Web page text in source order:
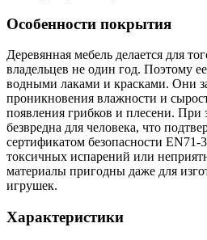
Особенности покрытия
Деревянная мебель делается для
владельцев не один год. Поэтому
водными лаками и красками. Они
проникновения влажности и
появления грибков и плесени. При
безвредна для человека, что
сертификатом безопасности EN71-
токсичных испарений или
материалы пригодны даже для
игрушек.
Характеристики